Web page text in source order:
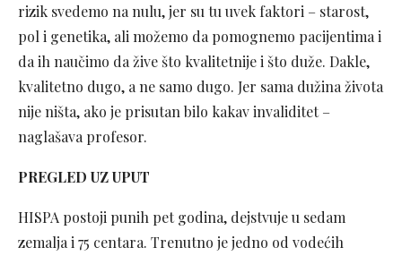
rizik svedemo na nulu, jer su tu uvek faktori – starost,
pol i genetika, ali možemo da pomognemo pacijentima i
da ih naučimo da žive što kvalitetnije i što duže. Dakle,
kvalitetno dugo, a ne samo dugo. Jer sama dužina života
nije ništa, ako je prisutan bilo kakav invaliditet –
naglašava profesor.
PREGLED UZ UPUT
HISPA postoji punih pet godina, dejstvuje u sedam
zemalja i 75 centara. Trenutno je jedno od vodećih